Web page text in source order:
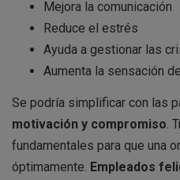
Mejora la comunicación
Reduce el estrés
Ayuda a gestionar las
Aumenta la sensación
Se podría simplificar con las
motivación y compromiso.
fundamentales para que una
óptimamente. Empleados